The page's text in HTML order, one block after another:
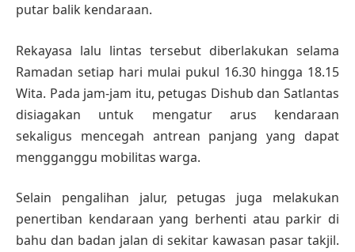
putar balik kendaraan.
Rekayasa lalu lintas tersebut diberlakukan selama
Ramadan setiap hari mulai pukul 16.30 hingga 18.15
Wita. Pada jam-jam itu, petugas Dishub dan Satlantas
disiagakan untuk mengatur arus kendaraan
sekaligus mencegah antrean panjang yang dapat
mengganggu mobilitas warga.
Selain pengalihan jalur, petugas juga melakukan
penertiban kendaraan yang berhenti atau parkir di
bahu dan badan jalan di sekitar kawasan pasar takjil.